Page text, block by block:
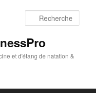
et d'étang de natation &